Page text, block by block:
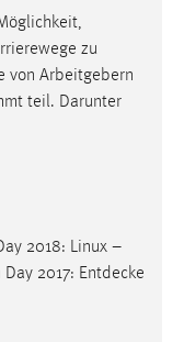
zu
von Arbeitgebern
teil. Darunter
2018: Linux –
2017: Entdecke